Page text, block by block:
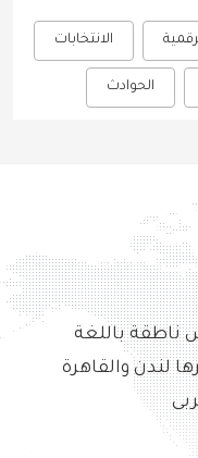
الانتخابات
الحوادث
ناطقة باللغة
لندن والقاهرة